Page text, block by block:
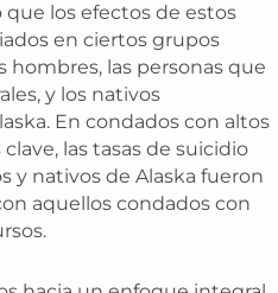
los efectos de estos
en ciertos grupos
hombres, las personas que
y los nativos
En condados con altos
las tasas de suicidio
y nativos de Alaska fueron
aquellos condados con